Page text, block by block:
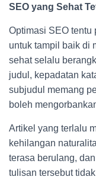
SEO yang Sehat
Optimasi SEO tentu
untuk tampil baik di
sehat selalu
judul, kepadatan
subjudul memang
boleh
Artikel yang terlalu
kehilangan
terasa berulang,
tulisan tersebut